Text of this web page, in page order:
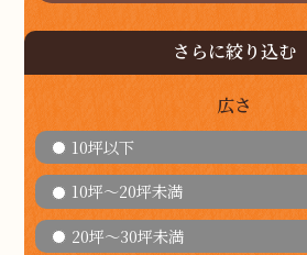
さらに絞り込む
広さ
10坪以下
10坪～20坪未満
20坪～30坪未満